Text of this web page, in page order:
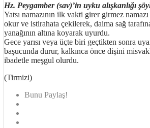
Hz. Peygamber (sav)’in uyku alışkanlığı
Yatsı namazının ilk vakti girer girmez
okur ve istirahata çekilerek, daima sağ
yanağının altına koyarak uyurdu.
Gece yarısı veya üçte biri geçtikten sonra
başucunda durur, kalkınca önce dişini
ibadetle meşgul olurdu.
(Tirmizi)
Bunu Paylaş!